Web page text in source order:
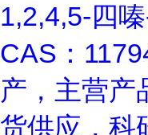
1,2,4,5-四
CAS：
产，主营产
货供应，科